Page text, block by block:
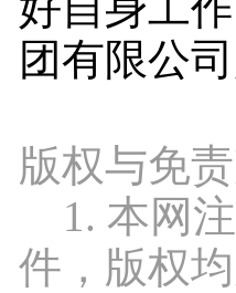
团有限公
版权与免责
1. 本网
件，版权